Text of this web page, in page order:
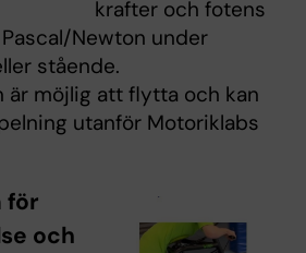
krafter och fotens
Newton under
stående.
är möjlig att flytta och kan
utanför Motoriklabs
för
och